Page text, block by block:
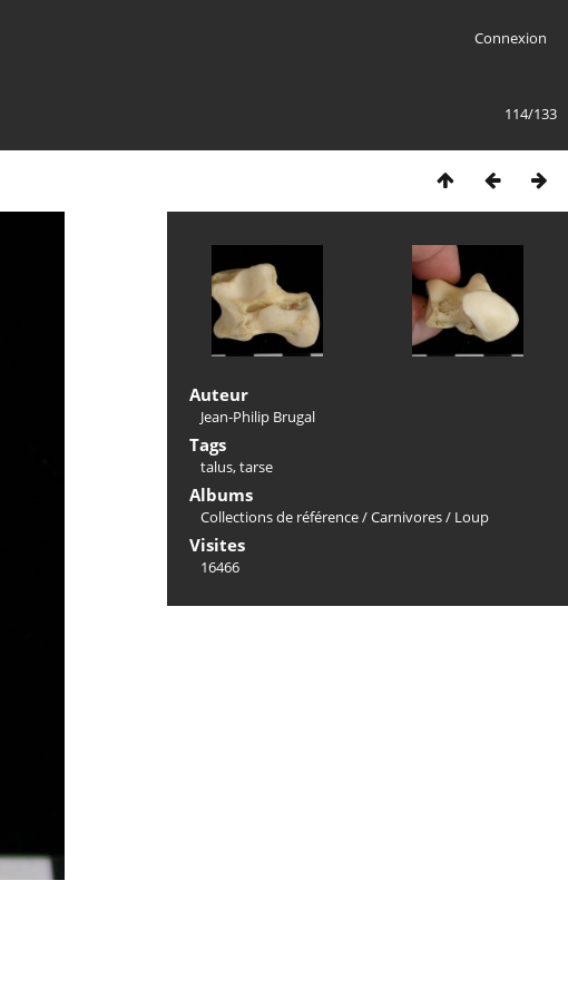
Connexion
114/133
Auteur
Jean-Philip Brugal
Tags
talus,tarse
Albums
Collections de référence/Carnivores/ Loup
Visites
16466